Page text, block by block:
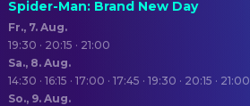
Spider-Man: Brand New Day
Fr., 7. Aug.
19:30 · 20:15 · 21:00
Sa., 8. Aug.
14:30 · 16:15 · 17:00 · 17:45 · 19:30 · 20:15 · 21:00
So., 9. Aug.